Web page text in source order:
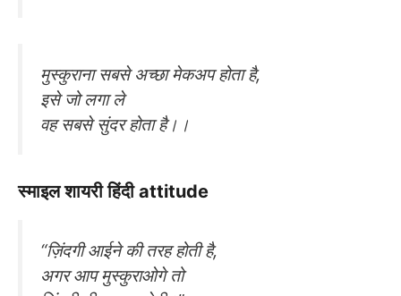
मुस्कुराना सबसे अच्छा मेकअप होता है,
इसे जो लगा ले
वह सबसे सुंदर होता है।।
स्माइल शायरी हिंदी attitude
“ज़िंदगी आईने की तरह होती है,
अगर आप मुस्कुराओगे तो